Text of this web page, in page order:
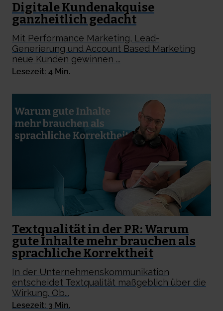
Digitale Kundenakquise
ganzheitlich gedacht
Mit Performance Marketing, Lead-
Generierung und Account Based Marketing
neue Kunden gewinnen ...
Lesezeit: 4 Min.
Textqualität in der PR: Warum
gute Inhalte mehr brauchen als
sprachliche Korrektheit
In der Unternehmenskommunikation
entscheidet Textqualität maßgeblich über die
Wirkung. Ob...
Lesezeit: 3 Min.